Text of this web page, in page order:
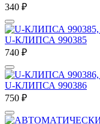
340 ₽
U-КЛИПСА 990385
740 ₽
U-КЛИПСА 990386
750 ₽